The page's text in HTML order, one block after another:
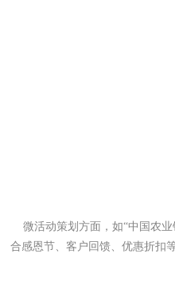
微活动策划方面，如“中国农业
合感恩节、客户回馈、优惠折扣